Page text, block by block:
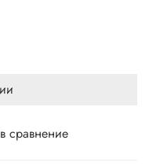
сравнение